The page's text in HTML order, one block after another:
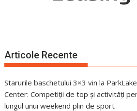
Articole Recente
Starurile baschetului 3×3 vin la
Center: Competiții de top și activități
lungul unui weekend plin de sport